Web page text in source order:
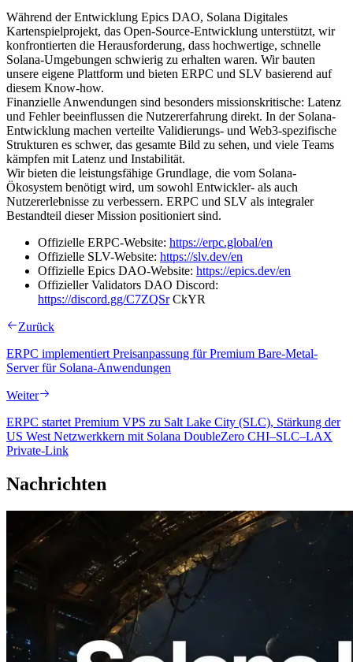
Während der Entwicklung Epics DAO, Solana Digitales
Kartenspielprojekt, das Open-Source-Entwicklung unterstützt, wir
konfrontierten die Herausforderung, dass hochwertige, schnelle
Solana-Umgebungen schwierig zu erhalten waren. Wir bauten
unsere eigene Plattform und bieten ERPC und SLV basierend auf
diesem Know-how.
Finanzielle Anwendungen sind besonders missionskritische: Latenz
und Fehler beeinflussen die Nutzererfahrung direkt. In der Solana-
Entwicklung machen verteilte Validierungs- und Web3-spezifische
Strukturen es schwer, das gesamte Bild zu sehen, und viele Teams
kämpfen mit Latenz und Instabilität.
Wir bieten die leistungsfähige Grundlage, die vom Solana-
Ökosystem benötigt wird, um sowohl Entwickler- als auch
Nutzererlebnisse zu verbessern. ERPC und SLV als integraler
Bestandteil dieser Mission positioniert sind.
Offizielle ERPC-Website: https://erpc.global/en
Offizielle SLV-Website: https://slv.dev/en
Offizielle Epics DAO-Website: https://epics.dev/en
Offizieller Validators DAO Discord:
https://discord.gg/C7ZQSrCkYR
Zurück
ERPC implementiert Preisanpassung für Premium Bare-Metal-
Server für Solana-Anwendungen
Weiter
ERPC startet Premium VPS zu Salt Lake City (SLC), Stärkung der
US West Netzwerkkern mit Solana DoubleZero CHI–SLC–LAX
Private-Link
Nachrichten